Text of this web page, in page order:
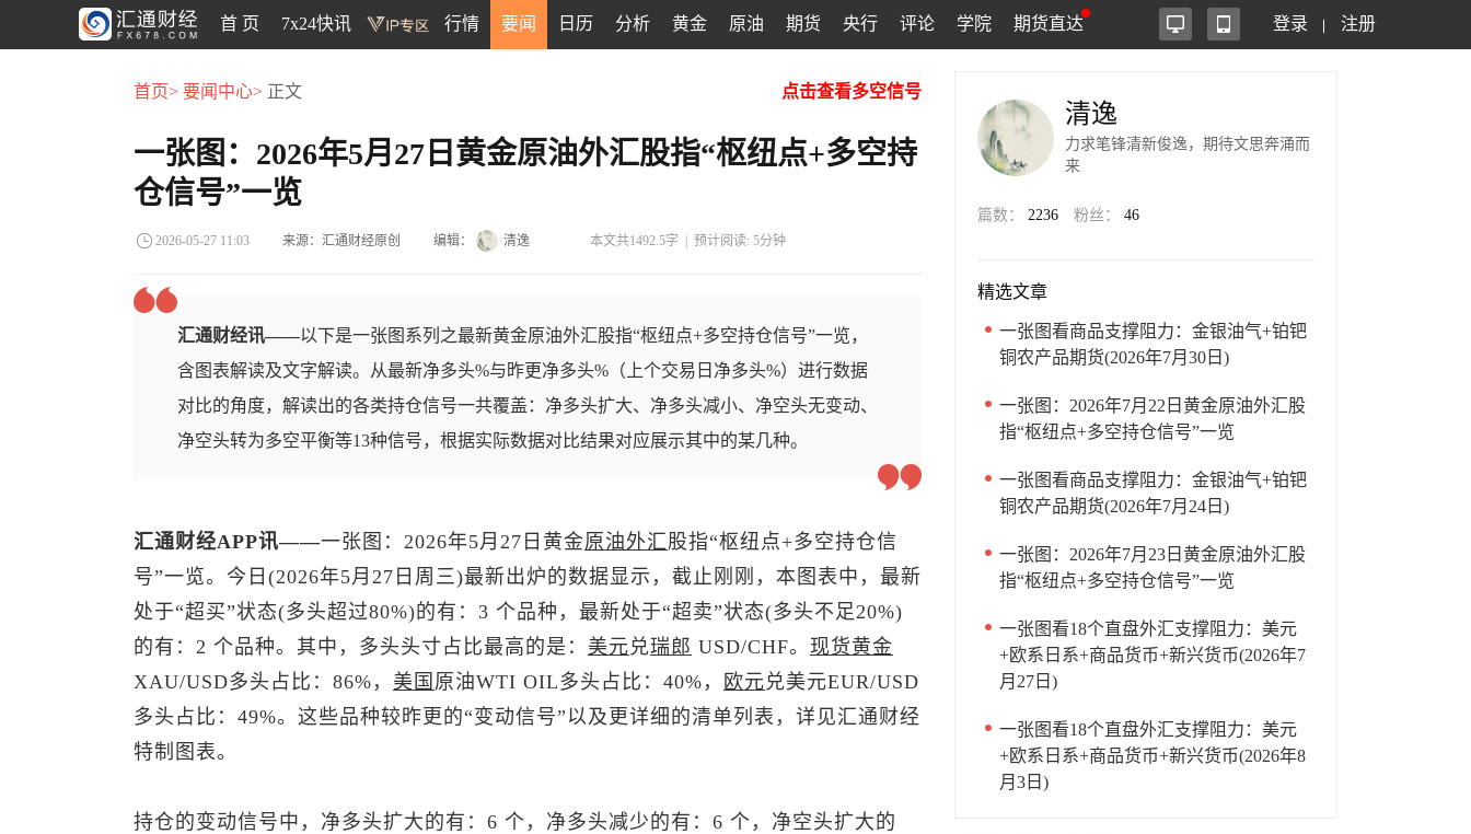
首 页 7x24快讯 行情 要闻 日历 分析 黄金 原油 期货 央行 评论 学院 期货直达 登录 注册
首页> 要闻中心> 正文 点击查看多空信号
一张图：2026年5月27日黄金原油外汇股指“枢纽点+多空持
仓信号”一览
2026-05-27 11:03 来源：汇通财经原创 编辑： 清逸 本文共1492.5字 |预计阅读: 5分钟
汇通财经讯——以下是一张图系列之最新黄金原油外汇股指“枢纽点+多空持仓信号”一览，
含图表解读及文字解读。从最新净多头%与昨更净多头%（上个交易日净多头%）进行数据
对比的角度，解读出的各类持仓信号一共覆盖：净多头扩大、净多头减小、净空头无变动、
净空头转为多空平衡等13种信号，根据实际数据对比结果对应展示其中的某几种。
汇通财经APP讯——一张图：2026年5月27日黄金原油外汇股指“枢纽点+多空持仓信
号”一览。今日(2026年5月27日周三)最新出炉的数据显示，截止刚刚，本图表中，最新
处于“超买”状态(多头超过80%)的有：3 个品种，最新处于“超卖”状态(多头不足20%)
的有：2 个品种。其中，多头头寸占比最高的是： 美元兑瑞郎 USD/CHF。 现货黄金
XAU/USD多头占比：86%， 美国 原油WTI OIL多头占比：40%， 欧元兑美元EUR/USD
多头占比：49%。这些品种较昨更的“变动信号”以及更详细的清单列表，详见汇通财经
特制图表。
持仓的变动信号中，净多头扩大的有：6 个，净多头减少的有：6 个，净空头扩大的
清逸
力求笔锋清新俊逸，期待文思奔涌而
来
篇数： 2236 粉丝： 46
精选文章
一张图看商品支撑阻力：金银油气+铂钯
铜农产品期货(2026年7月30日)
一张图：2026年7月22日黄金原油外汇股
指“枢纽点+多空持仓信号”一览
一张图看商品支撑阻力：金银油气+铂钯
铜农产品期货(2026年7月24日)
一张图：2026年7月23日黄金原油外汇股
指“枢纽点+多空持仓信号”一览
一张图看18个直盘外汇支撑阻力：美元
+欧系日系+商品货币+新兴货币(2026年7
月27日)
一张图看18个直盘外汇支撑阻力：美元
+欧系日系+商品货币+新兴货币(2026年8
月3日)